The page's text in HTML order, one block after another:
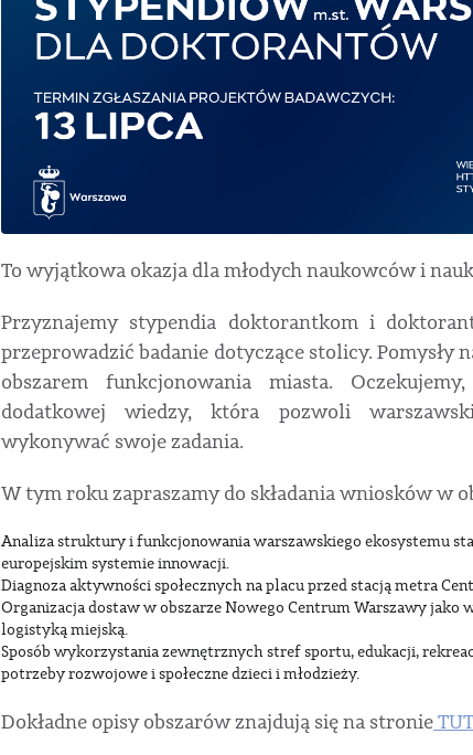
To wyjątkowa okazja dla młodych naukowców i
Przyznajemy stypendia doktorantkom i
przeprowadzić badanie dotyczące stolicy. Pomysły
obszarem funkcjonowania miasta.
dodatkowej wiedzy, która pozwoli
wykonywać swoje zadania.
W tym roku zapraszamy do składania wniosków w
Analiza struktury i funkcjonowania warszawskiego ekosystemu
europejskim systemie innowacji.
Diagnoza aktywności społecznych na placu przed stacją metra
Organizacja dostaw w obszarze Nowego Centrum Warszawy jako
logistyką miejską.
Sposób wykorzystania zewnętrznych stref sportu, edukacji,
potrzeby rozwojowe i społeczne dzieci i młodzieży.
Dokładne opisy obszarów znajdują się na stronie